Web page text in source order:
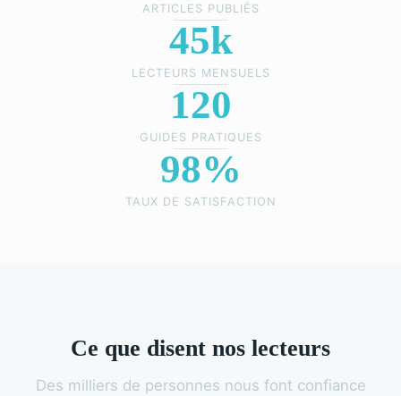
ARTICLES PUBLIÉS
45k
LECTEURS MENSUELS
120
GUIDES PRATIQUES
98%
TAUX DE SATISFACTION
Ce que disent nos lecteurs
Des milliers de personnes nous font confiance